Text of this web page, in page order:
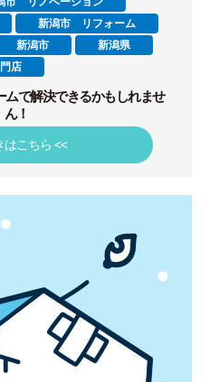
新潟市 リフォーム
新潟市
新潟県
店
ムで解決できるかもしれませ
ん！
はこちら <<